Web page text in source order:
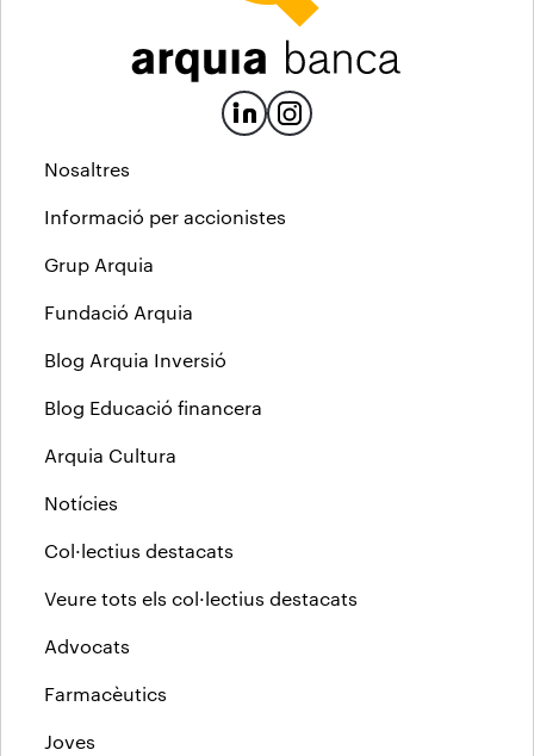
Nosaltres
Informació per accionistes
Grup Arquia
Fundació Arquia
Blog Arquia Inversió
Blog Educació financera
Arquia Cultura
Notícies
Col·lectius destacats
Veure tots els col·lectius destacats
Advocats
Farmacèutics
Joves